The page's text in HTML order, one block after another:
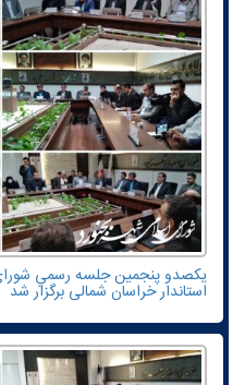
یکصدو پنجمين جلسه رسمي
استاندار خراسان شمالی برگزار شد